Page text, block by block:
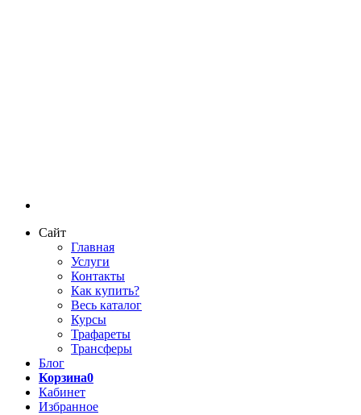
Сайт
Главная
Услуги
Контакты
Как купить?
Весь каталог
Курсы
Трафареты
Трансферы
Блог
Корзина0
Кабинет
Избранное